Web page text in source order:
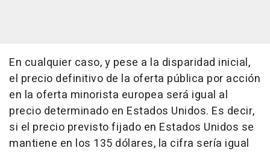
En cualquier caso, y pese a la disparidad inicial,
el precio definitivo de la oferta pública por acción
en la oferta minorista europea será igual al
precio determinado en Estados Unidos. Es decir,
si el precio previsto fijado en Estados Unidos se
mantiene en los 135 dólares, la cifra sería igual